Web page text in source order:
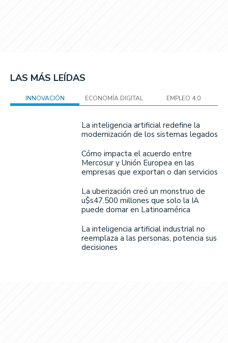
LAS MÁS LEÍDAS
INNOVACIÓN ECONOMÍA DIGITAL EMPLEO 4.0
La inteligencia artificial redefine la
modernización de los sistemas legados
Cómo impacta el acuerdo entre
Mercosur y Unión Europea en las
empresas que exportan o dan servicios
La uberización creó un monstruo de
u$s47.500 millones que solo la IA
puede domar en Latinoamérica
La inteligencia artificial industrial no
reemplaza a las personas, potencia sus
decisiones